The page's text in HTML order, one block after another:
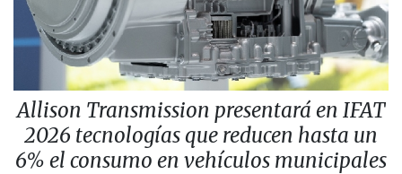
Allison Transmission presentará en IFAT
2026 tecnologías que reducen hasta un
6% el consumo en vehículos municipales